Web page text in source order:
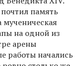
память
на одной из
арены
работы начались